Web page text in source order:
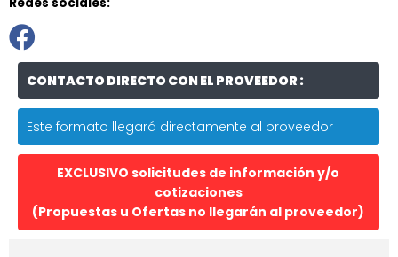
CONTACTO DIRECTO CON EL PROVEEDOR :
Este formato llegará directamente al proveedor
EXCLUSIVO solicitudes de información y/o
cotizaciones
(Propuestas u Ofertas no llegarán al proveedor)